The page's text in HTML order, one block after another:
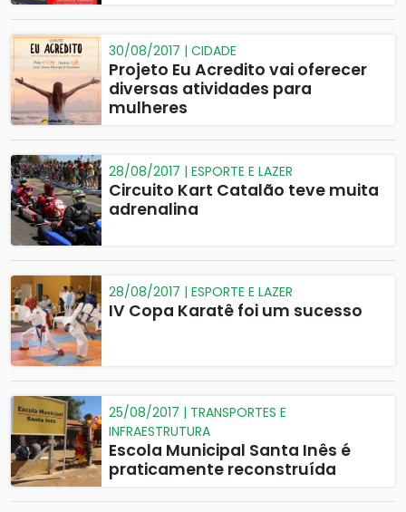
30/08/2017 | CIDADE
Projeto Eu Acredito vai oferecer
diversas atividades para
mulheres
28/08/2017 | ESPORTE E LAZER
Circuito Kart Catalão teve muita
adrenalina
28/08/2017 | ESPORTE E LAZER
IV Copa Karatê foi um sucesso
25/08/2017 | TRANSPORTES E
INFRAESTRUTURA
Escola Municipal Santa Inês é
praticamente reconstruída